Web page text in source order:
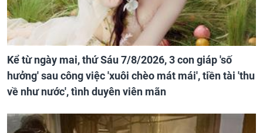
Kể từ ngày mai, thứ Sáu 7/8/2026, 3 con giáp 'số
hưởng' sau công việc 'xuôi chèo mát mái', tiền tài 'thu
về như nước', tình duyên viên mãn